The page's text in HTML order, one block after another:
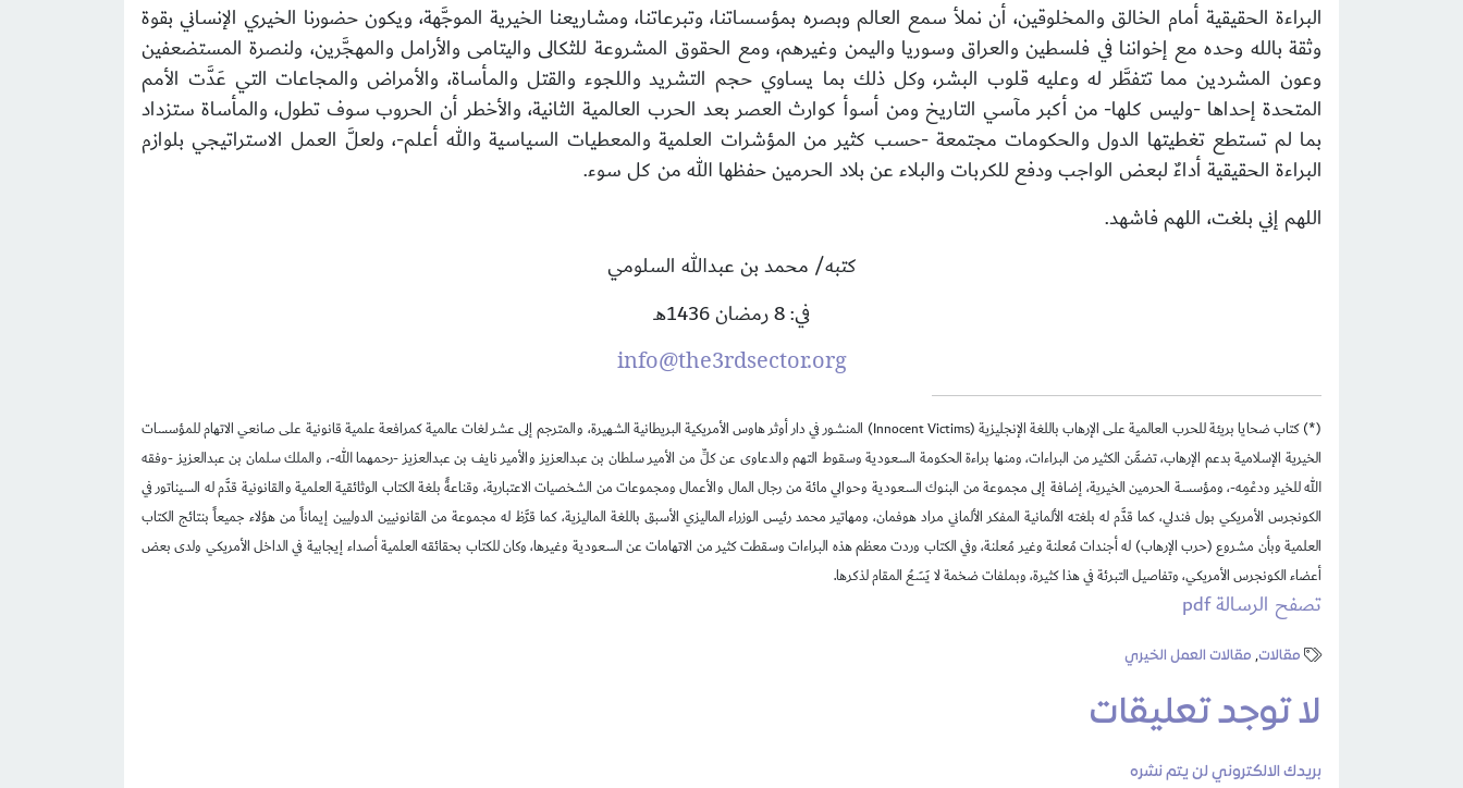
البراءة الحقيقية أمام الخالق والمخلوقين، أن نملأ سمع العالم وبصره بمؤسساتنا، وتبرعاتنا، ومشاريعنا الخيرية الموجَّهة، ويكون حضورنا الخيري الإنساني بقوة
وثقة بالله وحده مع إخواننا في فلسطين والعراق وسوريا واليمن وغيرهم، ومع الحقوق المشروعة للثكالى واليتامى والأرامل والمهجَّرين، ولنصرة المستضعفين
وعون المشردين مما تتفطَّر له وعليه قلوب البشر، وكل ذلك بما يساوي حجم التشريد واللجوء والقتل والمأساة، والأمراض والمجاعات التي عَدَّت الأمم
المتحدة إحداها -وليس كلها- من أكبر مآسي التاريخ ومن أسوأ كوارث العصر بعد الحرب العالمية الثانية، والأخطر أن الحروب سوف تطول، والمأساة ستزداد
بما لم تستطع تغطيتها الدول والحكومات مجتمعة -حسب كثير من المؤشرات العلمية والمعطيات السياسية والله أعلم-، ولعلَّ العمل الاستراتيجي بلوازم
البراءة الحقيقية أداءٌ لبعض الواجب ودفع للكربات والبلاء عن بلاد الحرمين حفظها الله من كل سوء.
اللهم إني بلغت، اللهم فاشهد.
كتبه/ محمد بن عبدالله السلومي
في: 8 رمضان 1436هـ
info@the3rdsector.org
(*)كتاب ضحايا بريئة للحرب العالمية على الإرهاب باللغة الإنجليزية (Innocent Victims) المنشور في دار أوثر هاوس الأمريكية البريطانية الشهيرة، والمترجم إلى عشر لغات عالمية كمرافعة علمية قانونية على صانعي الاتهام للمؤسسات
الخيرية الإسلامية بدعم الإرهاب، تضمَّن الكثير من البراءات، ومنها براءة الحكومة السعودية وسقوط التهم والدعاوى عن كلٍّ من الأمير سلطان بن عبدالعزيز والأمير نايف بن عبدالعزيز -رحمهما الله-، والملك سلمان بن عبدالعزيز -وفقه
الله للخير ودعْمِه-، ومؤسسة الحرمين الخيرية، إضافة إلى مجموعة من البنوك السعودية وحوالي مائة من رجال المال والأعمال ومجموعات من الشخصيات الاعتبارية، وقناعةً بلغة الكتاب الوثائقية العلمية والقانونية قدَّم له السيناتور في
الكونجرس الأمريكي بول فندلي، كما قدَّم له بلغته الألمانية المفكر الألماني مراد هوفمان، ومهاتير محمد رئيس الوزراء الماليزي الأسبق باللغة الماليزية، كما قرَّظ له مجموعة من القانونيين الدوليين إيماناً من هؤلاء جميعاً بنتائج الكتاب
العلمية وبأن مشروع (حرب الإرهاب) له أجندات مُعلنة وغير مُعلنة، وفي الكتاب وردت معظم هذه البراءات وسقطت كثير من الاتهامات عن السعودية وغيرها، وكان للكتاب بحقائقه العلمية أصداء إيجابية في الداخل الأمريكي ولدى بعض
أعضاء الكونجرس الأمريكي، وتفاصيل التبرئة في هذا كثيرة، وبملفات ضخمة لا يَسَعُ المقام لذكرها.
تصفح الرسالة pdf
مقالات, مقالات العمل الخيري
لا توجد تعليقات
بريدك الالكتروني لن يتم نشره